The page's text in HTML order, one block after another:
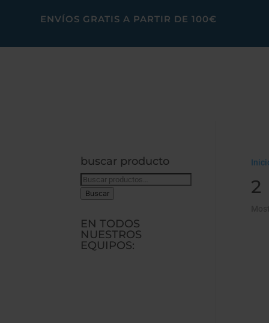
ENVÍOS GRATIS A PARTIR DE 100€
2
buscar producto
Buscar
por:
Buscar
EN TODOS
NUESTROS
EQUIPOS: